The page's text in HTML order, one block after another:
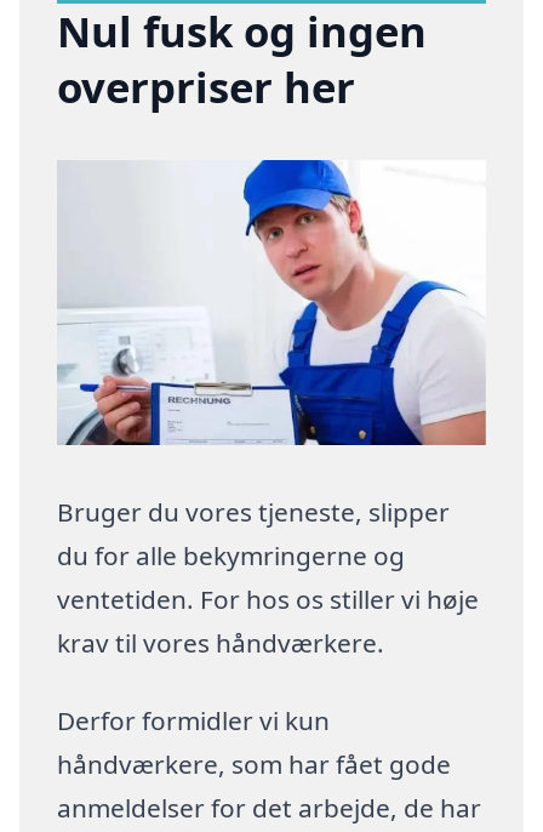
Nul fusk og ingen
overpriser her
Bruger du vores tjeneste, slipper
du for alle bekymringerne og
ventetiden. For hos os stiller vi høje
krav til vores håndværkere.
Derfor formidler vi kun
håndværkere, som har fået gode
anmeldelser for det arbejde, de har